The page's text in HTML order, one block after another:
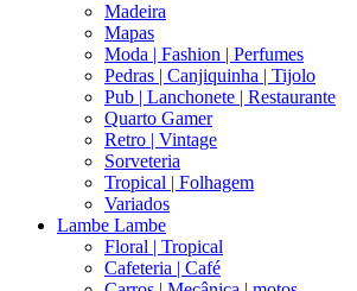
Madeira
Mapas
Moda | Fashion | Perfumes
Pedras | Canjiquinha | Tijolo
Pub | Lanchonete | Restaurante
Quarto Gamer
Retro | Vintage
Sorveteria
Tropical | Folhagem
Variados
Lambe Lambe
Floral | Tropical
Cafeteria | Café